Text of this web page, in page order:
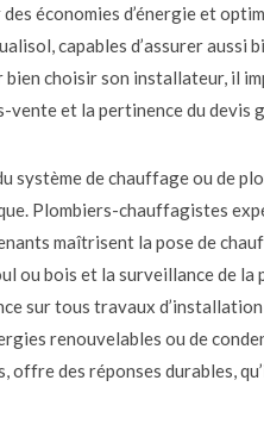
économies d’énergie et
capables d’assurer aussi
choisir son installateur, il
vente et la pertinence du
système de chauffage ou de
Plombiers-chauffagistes
maîtrisent la pose de
ou bois et la surveillance de la
sur tous travaux
renouvelables ou de
des réponses durables,